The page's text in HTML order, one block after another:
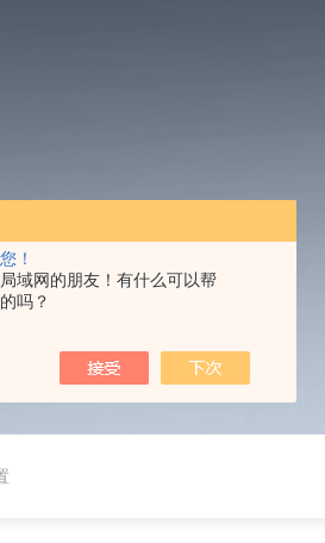
！
域网的朋友！有什么可以帮
吗？